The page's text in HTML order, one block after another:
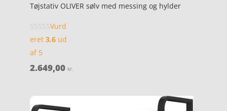
Tøjstativ OLIVER sølv med messing og hylder
Vurd
eret 3.6ud
af 5
2.649,00 kr.